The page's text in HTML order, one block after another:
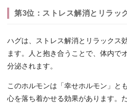
第3位：ストレス解消とリラッ
ハグは、ストレス解消とリラックス
ます。人と抱き合うことで、体内で
分泌されます。
このホルモンは「幸せホルモン」と
心を落ち着かせる効果があります。